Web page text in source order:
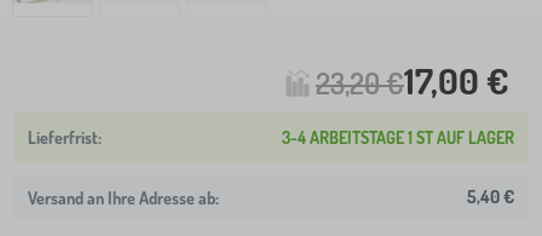
23,20 €17,00 €
3-4 ARBEITSTAGE 1 ST AUF LAGER
Versand an Ihre Adresse ab: 5,40 €